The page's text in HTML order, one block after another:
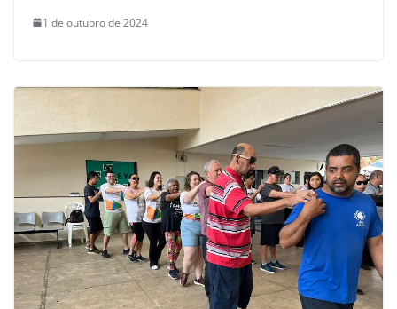
1 de outubro de 2024